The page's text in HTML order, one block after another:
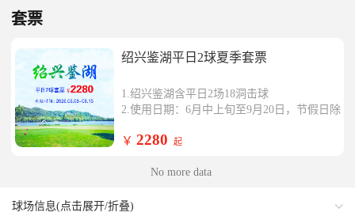
套票
绍兴鉴湖平日2球夏季套票
1.绍兴鉴湖含平日2场18洞击球
2.使用日期：6月中上旬至9月20日，节假日除
3、须提前一天购买、预订，开球时间以球会
￥ 2280 起
No more data
球场信息(点击展开/折叠)